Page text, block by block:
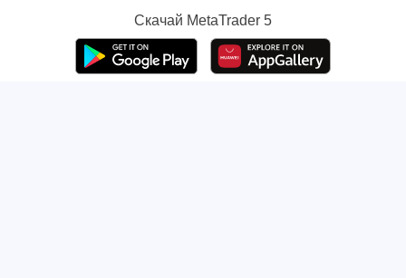
Скачай MetaTrader 5